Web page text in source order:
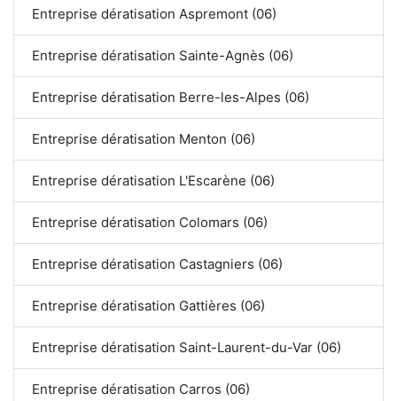
Entreprise dératisation Aspremont (06)
Entreprise dératisation Sainte-Agnès (06)
Entreprise dératisation Berre-les-Alpes (06)
Entreprise dératisation Menton (06)
Entreprise dératisation L'Escarène (06)
Entreprise dératisation Colomars (06)
Entreprise dératisation Castagniers (06)
Entreprise dératisation Gattières (06)
Entreprise dératisation Saint-Laurent-du-Var (06)
Entreprise dératisation Carros (06)